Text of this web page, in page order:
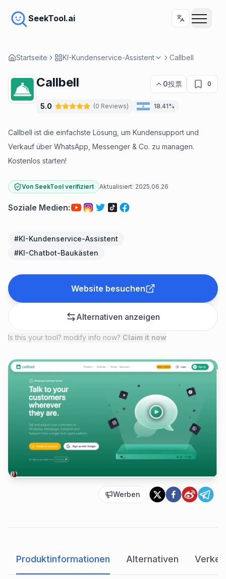
SeekTool.ai
Startseite KI-Kundenservice-Assistent Callbell
Callbell 0投票 0
5.0 (0 Reviews) 18.41%
Callbell ist die einfachste Lösung, um Kundensupport und
Verkauf über WhatsApp, Messenger & Co. zu managen.
Kostenlos starten!
Von SeekTool verifiziert Aktualisiert: 2025.06.26
Soziale Medien:
#KI-Kundenservice-Assistent
#KI-Chatbot-Baukästen
Website besuchen
Alternativen anzeigen
Is this your tool? modify info now? Claim it now
Werben
Produktinformationen Alternativen